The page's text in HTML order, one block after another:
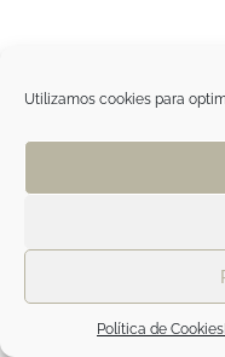
Utilizamos cookies para
Política de Cookies